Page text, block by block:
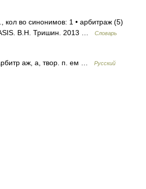
во синонимов: 1 • арбитраж (5)
В.Н. Тришин. 2013 …
Словарь
аж, а, твор. п. ем …
Русский